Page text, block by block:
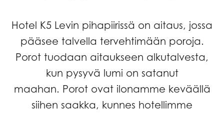
Hotel K5 Levin pihapiirissä on aitaus, jossa
pääsee talvella tervehtimään poroja.
Porot tuodaan aitaukseen alkutalvesta,
kun pysyvä lumi on satanut
maahan. Porot ovat ilonamme keväällä
siihen saakka, kunnes hotellimme